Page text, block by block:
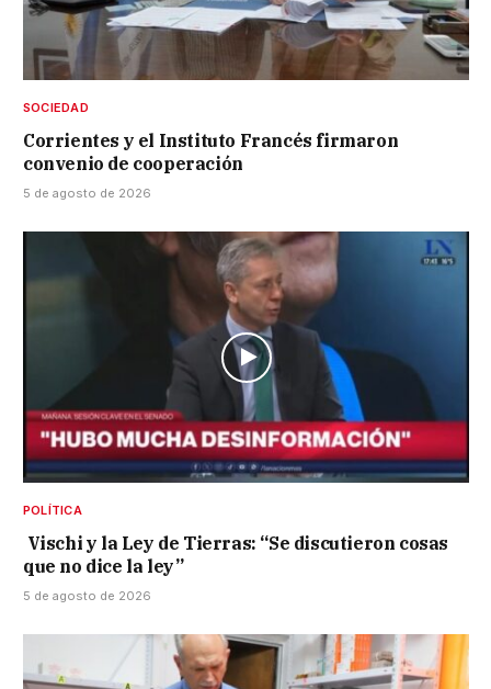
SOCIEDAD
Corrientes y el Instituto Francés firmaron
convenio de cooperación
5 de agosto de 2026
POLÍTICA
Vischi y la Ley de Tierras: “Se discutieron cosas
que no dice la ley”
5 de agosto de 2026